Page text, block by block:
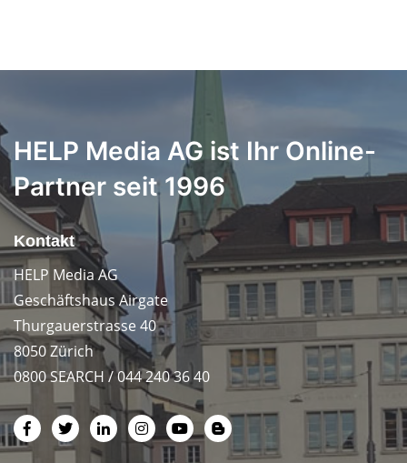
HELP Media AG ist Ihr Online-
Partner seit 1996
Kontakt
HELP Media AG
Geschäftshaus Airgate
Thurgauerstrasse 40
8050 Zürich
0800 SEARCH / 044 240 36 40